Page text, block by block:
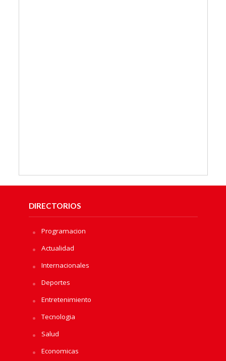
DIRECTORIOS
Programacion
Actualidad
Internacionales
Deportes
Entretenimiento
Tecnologia
Salud
Economicas